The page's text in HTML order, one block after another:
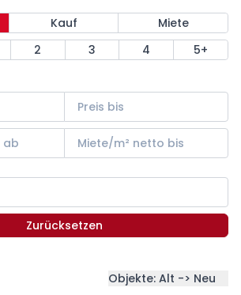
Kauf
Miete
2 3 4 5+
Zurücksetzen
Objekte: Alt -> Neu